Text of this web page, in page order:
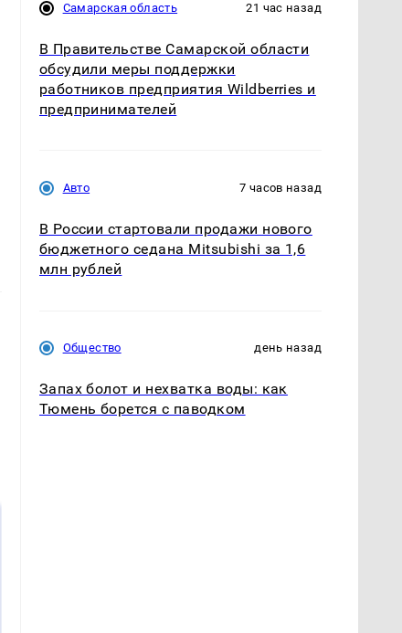
Самарская область 21 час назад
В Правительстве Самарской области
обсудили меры поддержки
работников предприятия Wildberries и
предпринимателей
Авто 7 часов назад
В России стартовали продажи нового
бюджетного седана Mitsubishi за 1,6
млн рублей
Общество день назад
Запах болот и нехватка воды: как
Тюмень борется с паводком